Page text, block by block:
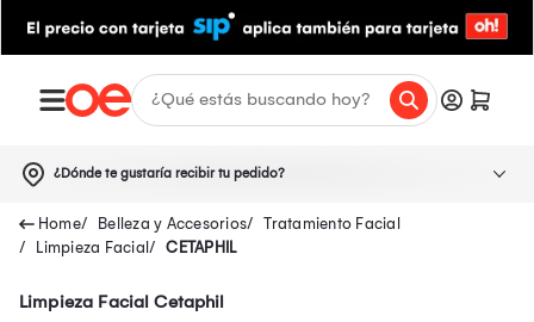
¿Dónde te gustaría recibir tu pedido?
Belleza y Accesorios
Tratamiento Facial
Limpieza Facial
CETAPHIL
Limpieza Facial Cetaphil